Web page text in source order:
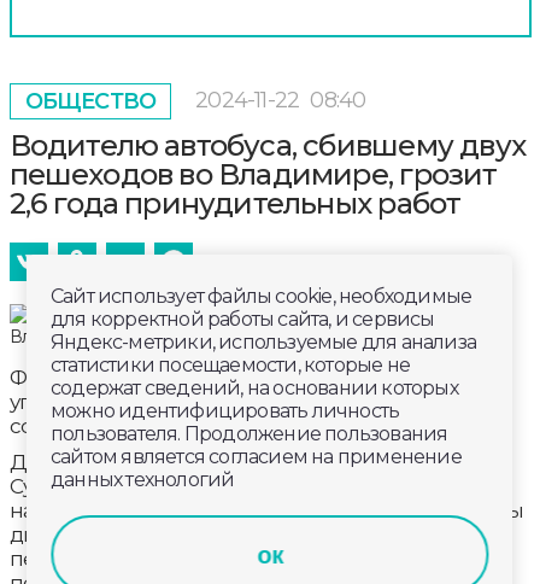
ОБЩЕСТВО 2024-11-22 08:40
Водителю автобуса, сбившему двух
пешеходов во Владимире, грозит
2,6 года принудительных работ
Фрунзенский районный суд вынес приговор по
уголовному делу в отношении водителя автобуса,
совершившего наезд на двух пешеходов.
ДТП случилось на перекрестке Добросельской и
Суздальского проспекта. Автобус поворачивал
налево на зеленый сигнал светофора. А пешеходы
двигались по регулируемому пешеходному
переходу на красный сигнал светофора. Один
Сайт использует файлы cookie, необходимые
для корректной работы сайта, и сервисы
Яндекс-метрики, используемые для анализа
статистики посещаемости, которые не
содержат сведений, на основании которых
можно идентифицировать личность
пользователя. Продолжение пользования
сайтом является согласием на применение
данных технологий
ок